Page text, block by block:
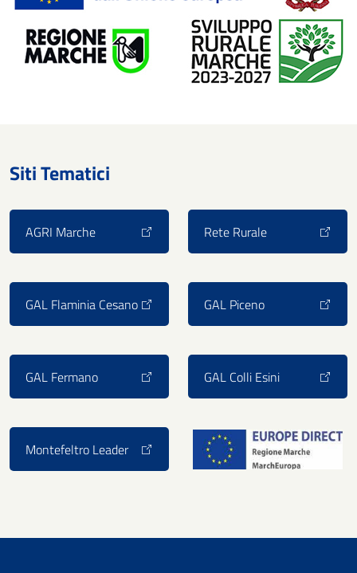
Siti Tematici
AGRI Marche Rete Rurale
GAL Flaminia Cesano GAL Piceno
GAL Fermano GAL Colli Esini
Montefeltro Leader